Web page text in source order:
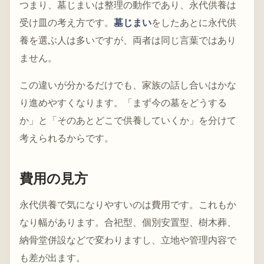
つまり、墓じまいは整理の動作であり、永代供養は
受け皿の考え方です。 墓じまいをしたあとに永代供
養を選ぶ人は多いですが、両者は同じ言葉ではあり
ません。
この違いが分かるだけでも、家族の話し合いはかな
り進めやすくなります。「まず今の墓をどうする
か」と「そのあとどこで供養していくか」を分けて
考えられるからです。
費用の見方
永代供養で気になりやすいのは費用です。これもか
なり幅があります。合祀型、個別安置型、樹木葬、
納骨堂併設などで変わりますし、立地や管理内容で
も差が出ます。